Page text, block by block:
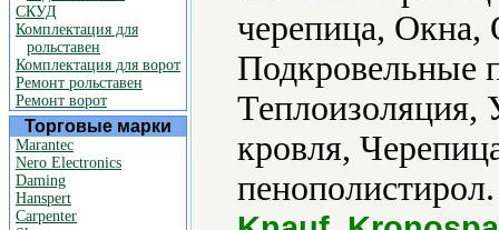
СКУД
Комплектация для
рольставен
Комплектация для ворот
Ремонт рольставен
Ремонт ворот
Торговые марки
Marantec
Nero Electronics
Daming
Hanspert
Carpenter
черепица, Окна,
Подкровельные
Теплоизоляция,
кровля,